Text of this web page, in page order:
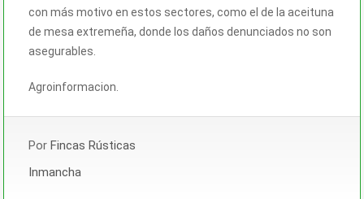
con más motivo en estos sectores, como el de la aceituna
de mesa extremeña, donde los daños denunciados no son
asegurables.
Agroinformacion.
Por Fincas Rústicas
Inmancha